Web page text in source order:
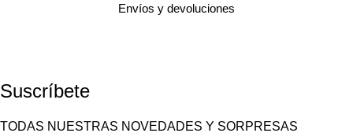
Envíos y devoluciones
Suscríbete
TODAS NUESTRAS NOVEDADES Y SORPRESAS